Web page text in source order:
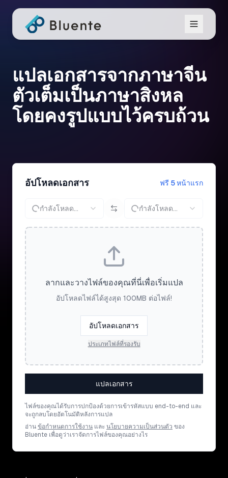
แปลเอกสารจากภาษาจีน
ตัวเต็มเป็นภาษาสิงหล
โดยคงรูปแบบไว้ครบถ้วน
อัปโหลดเอกสาร ฟรี 5 หน้าแรก
กำลังโหลด... กำลังโหลด...
ลากและวางไฟล์ของคุณที่นี่เพื่อเริ่มแปล
อัปโหลดไฟล์ได้สูงสุด 100MB ต่อไฟล์!
อัปโหลดเอกสาร
ประเภทไฟล์ที่รองรับ
แปลเอกสาร
ไฟล์ของคุณได้รับการปกป้องด้วยการเข้ารหัสแบบ end-to-end และ
จะถูกลบโดยอัตโนมัติหลังการแปล
อ่านข้อกำหนดการใช้งาน และ นโยบายความเป็นส่วนตัว ของ
Bluente เพื่อดูว่าเราจัดการไฟล์ของคุณอย่างไร